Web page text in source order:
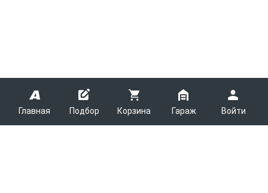
Главная Подбор Корзина Гараж Войти